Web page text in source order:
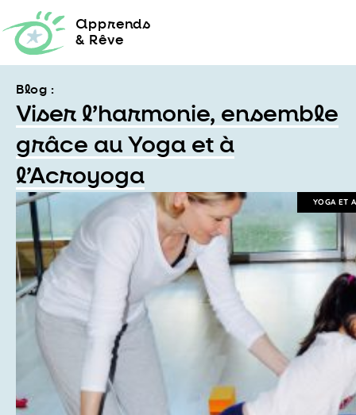
apprends
& Rêve
Blog :
Viser l’harmonie, ensemble
grâce au Yoga et à
l’Acroyoga
YOGA ET